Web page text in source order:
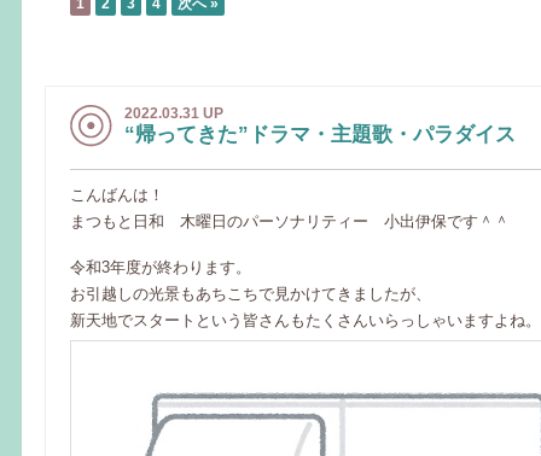
1 2 3 4 次へ »
2022.03.31 UP
“帰ってきた”ドラマ・主題歌・パラダイス
こんばんは！
まつもと日和 木曜日のパーソナリティー 小出伊保です＾＾
令和3年度が終わります。
お引越しの光景もあちこちで見かけてきましたが、
新天地でスタートという皆さんもたくさんいらっしゃいますよね。